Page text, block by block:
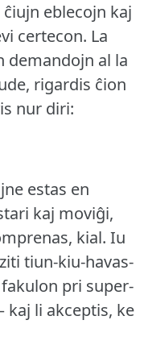
eblecojn kaj
certecon. La
demandojn al la
rigardis ĉion
nur diri:
estas en
kaj moviĝi,
kial. Iu
tiun-kiu-havas-
pri super-
li akceptis, ke